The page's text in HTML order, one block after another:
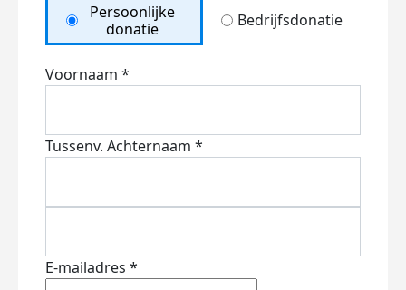
Persoonlijke
donatie
Bedrijfsdonatie
Voornaam *
Tussenv. Achternaam *
E-mailadres *